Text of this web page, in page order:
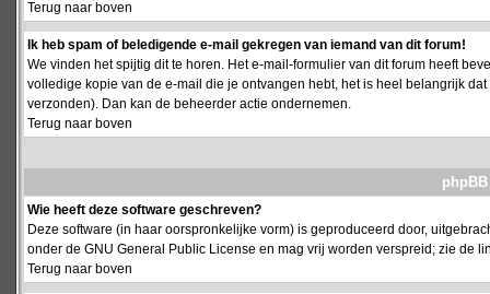
Terug naar boven
Ik heb spam of beledigende e-mail gekregen van iemand van dit forum!
We vinden het spijtig dit te horen. Het e-mail-formulier van dit forum heeft
volledige kopie van de e-mail die je ontvangen hebt, het is heel belangrijk
verzonden). Dan kan de beheerder actie ondernemen.
Terug naar boven
Wie heeft deze software geschreven?
Deze software (in haar oorspronkelijke vorm) is geproduceerd door,
onder de GNU General Public License en mag vrij worden verspreid; zie de
Terug naar boven